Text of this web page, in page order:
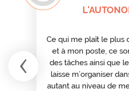
ou
Ce qui me plaît le plus
et à mon poste, ce
des tâches ainsi que
laisse m’organiser
autant au niveau de
‹